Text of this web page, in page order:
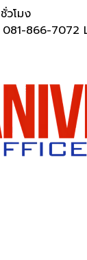
วโมง
866-7072